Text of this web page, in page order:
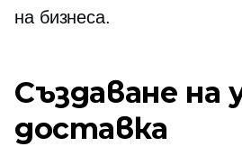
на бизнеса.
Създаване на
доставка